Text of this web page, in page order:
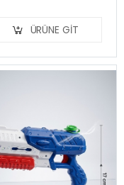
ÜRÜNE GIT